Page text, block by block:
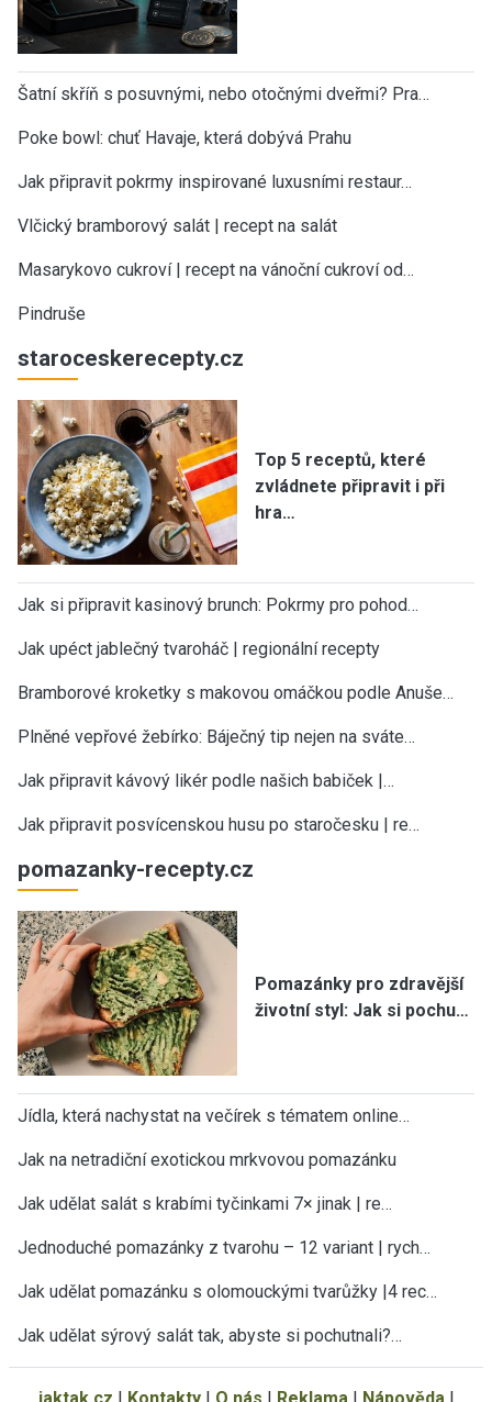
Šatní skříň s posuvnými, nebo otočnými dveřmi? Pra…
Poke bowl: chuť Havaje, která dobývá Prahu
Jak připravit pokrmy inspirované luxusními restaur…
Vlčický bramborový salát | recept na salát
Masarykovo cukroví | recept na vánoční cukroví od…
Pindruše
staroceskerecepty.cz
Top 5 receptů, které
zvládnete připravit i při
hra…
Jak si připravit kasinový brunch: Pokrmy pro pohod…
Jak upéct jablečný tvaroháč | regionální recepty
Bramborové kroketky s makovou omáčkou podle Anuše…
Plněné vepřové žebírko: Báječný tip nejen na sváte…
Jak připravit kávový likér podle našich babiček |…
Jak připravit posvícenskou husu po staročesku | re…
pomazanky-recepty.cz
Pomazánky pro zdravější
životní styl: Jak si pochu…
Jídla, která nachystat na večírek s tématem online…
Jak na netradiční exotickou mrkvovou pomazánku
Jak udělat salát s krabími tyčinkami 7× jinak | re…
Jednoduché pomazánky z tvarohu – 12 variant | rych…
Jak udělat pomazánku s olomouckými tvarůžky |4 rec…
Jak udělat sýrový salát tak, abyste si pochutnali?…